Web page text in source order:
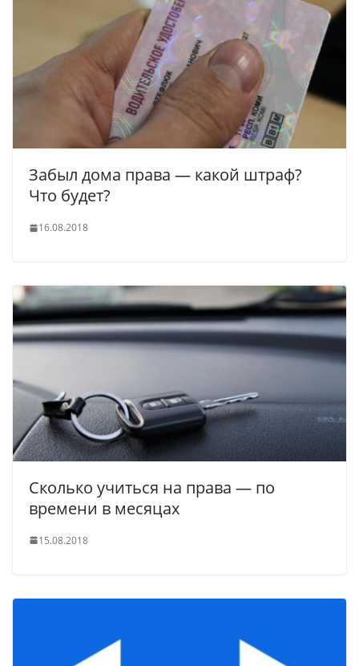
Забыл дома права — какой штраф?
Что будет?
16.08.2018
Сколько учиться на права — по
времени в месяцах
15.08.2018